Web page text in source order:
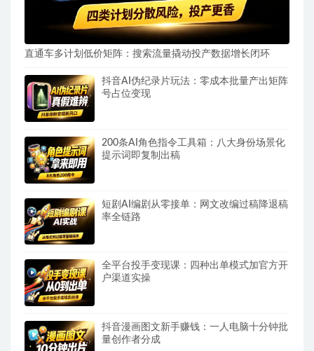
直通车多计划低价矩阵：搜索流量撬动投产数据增长闭环
抖音AI伪纪录片玩法：零成本批量产出矩阵
号占位变现
200条AI角色指令工具箱：八大身份场景化
提示词即复制出稿
短剧AI编剧从零接单：网文改编过稿降退稿
率全链路
全平台投手变现课：四种出单模式加官方开
户渠道实操
抖音漫画图文新手赚钱：一人电脑十分钟批
量创作者分成